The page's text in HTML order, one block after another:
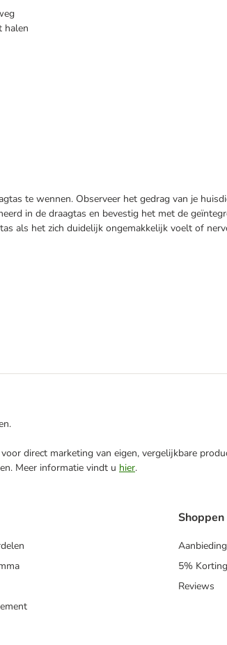
halen
te wennen. Observeer het gedrag van je
in de draagtas en bevestig het met de
als het zich duidelijk ongemakkelijk voelt of
direct marketing van eigen, vergelijkbare
Meer informatie vindt u hier.
Shoppen
5%
Reviews